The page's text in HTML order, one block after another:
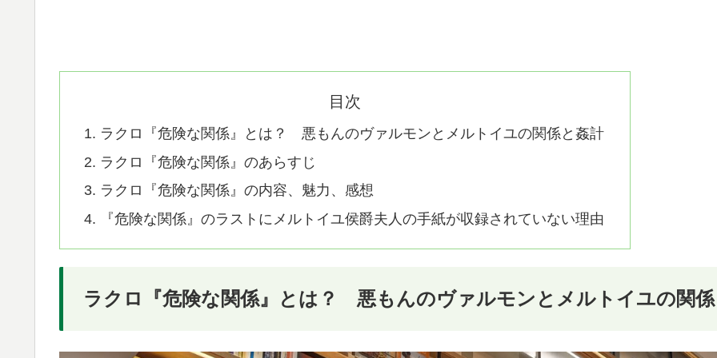
目次
ラクロ『危険な関係』とは？ 悪もんのヴァルモンとメルトイユの関係と姦計
ラクロ『危険な関係』のあらすじ
ラクロ『危険な関係』の内容、魅力、感想
『危険な関係』のラストにメルトイユ侯爵夫人の手紙が収録されていない理由
ラクロ『危険な関係』とは？ 悪もんのヴァルモンとメルトイユの関